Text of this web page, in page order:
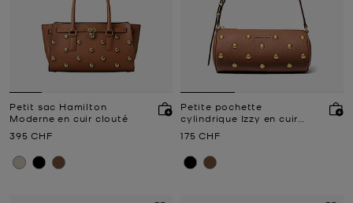
Petit sac Hamilton
Moderne en cuir clouté
Prix actuel
395 CHF
Petite pochette
cylindrique Izzy en cuir
Prix actuel
175 CHF